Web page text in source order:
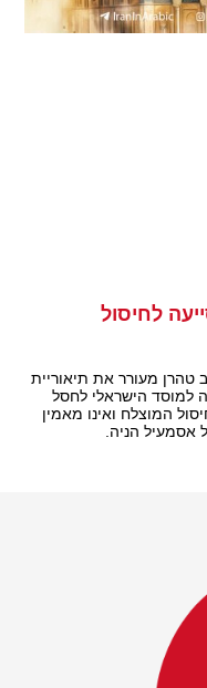
לחיסול
טהרן מעורר את תיאוריית
למוסד הישראלי לחסל
המוצלח ואינו מאמין
אסמעיל הניה.